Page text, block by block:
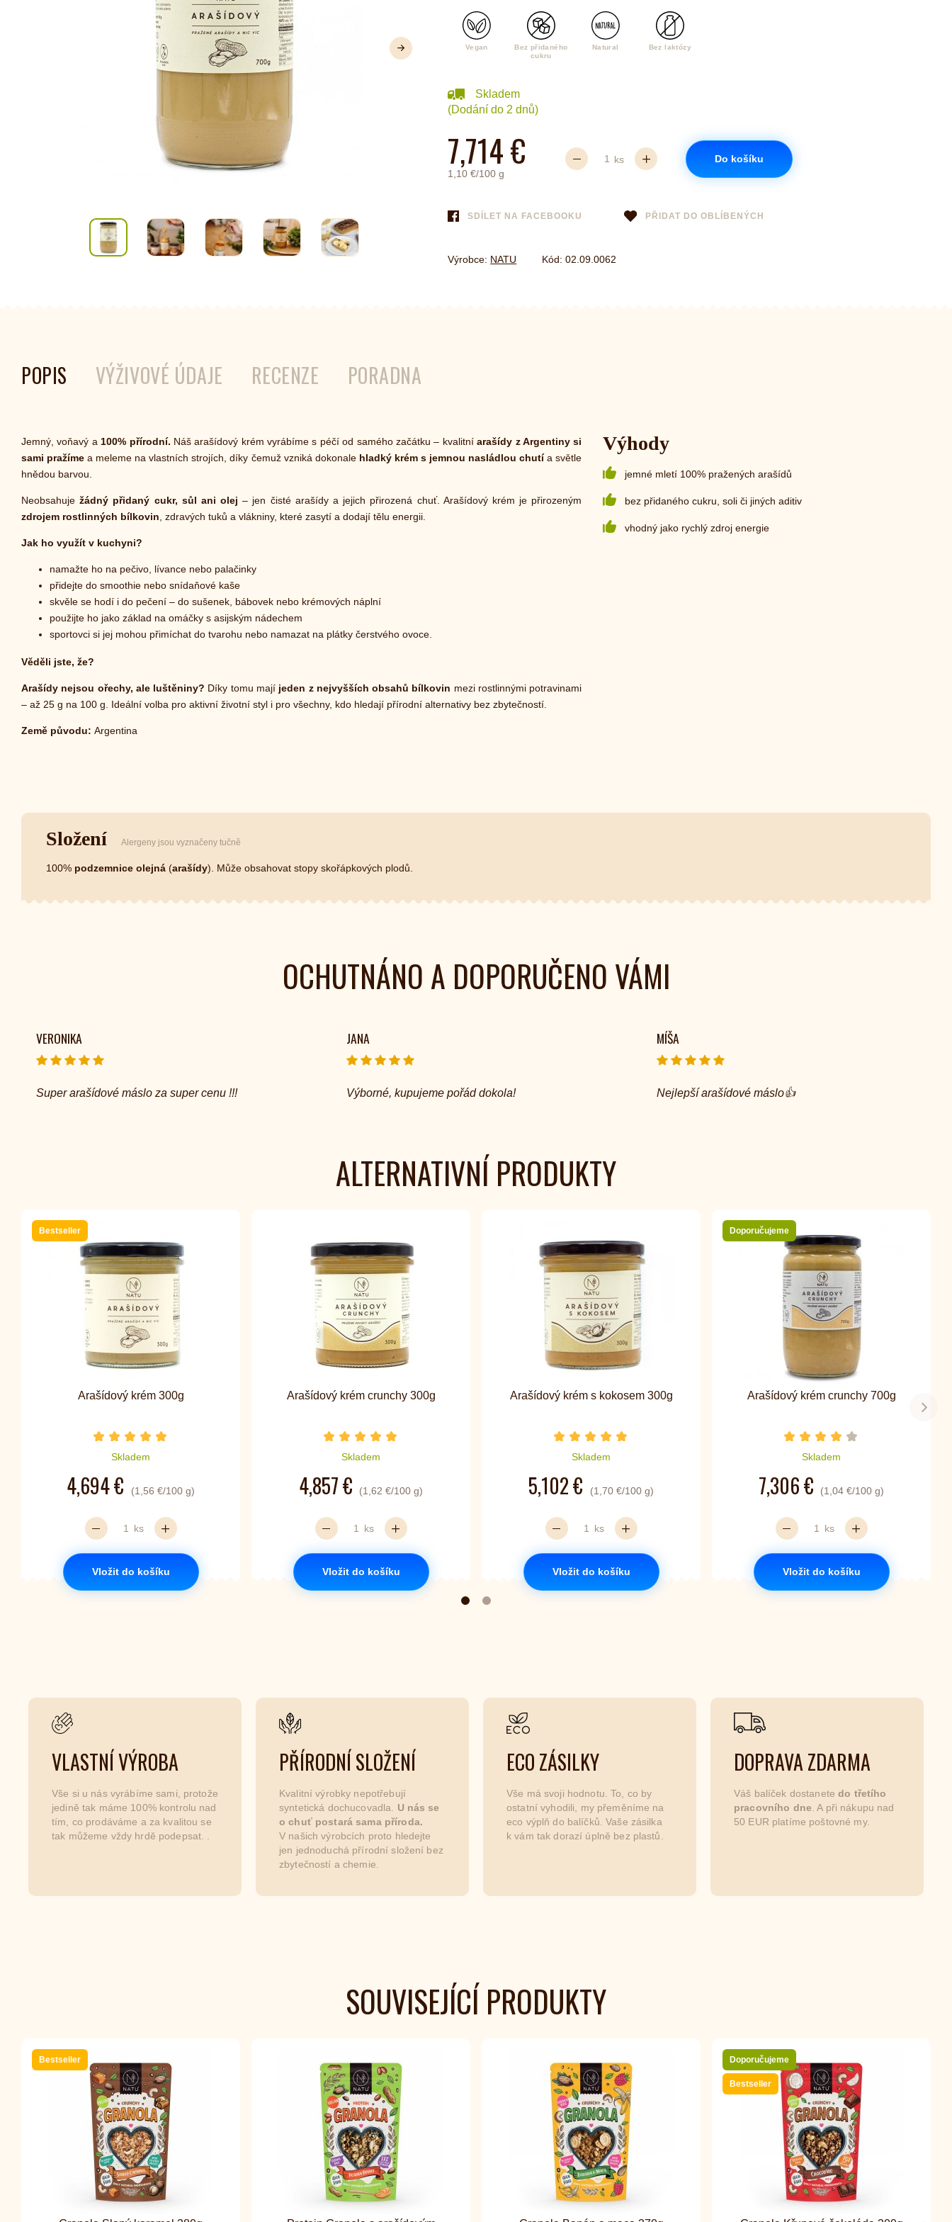
Energetické nápoje
Porcované
Sypané
Láhve
Další
Vegan
Bez přidaného
cukru
Natural Bez laktózy
Skladem
(Dodání do 2 dnů)
7,714 €
1,10 €/100 g
ks Do košíku
SDÍLET NA FACEBOOKU PŘIDAT DO OBLÍBENÝCH
Výrobce: NATU Kód:02.09.0062
POPIS VÝŽIVOVÉ ÚDAJE RECENZE PORADNA
Jemný, voňavý a 100% přírodní. Náš arašídový krém vyrábíme s péčí od samého začátku – kvalitníarašídy z Argentiny si
sami pražíme a meleme na vlastních strojích, díky čemuž vzniká dokonale hladký krém s jemnou nasládlou chutía světle
hnědou barvou.
Neobsahuježádný přidaný cukr, sůl ani olej – jen čisté arašídy a jejich přirozená chuť. Arašídový krém je přirozeným
zdrojem rostlinných bílkovin , zdravých tuků a vlákniny, které zasytí a dodají tělu energii.
Jak ho využít v kuchyni?
namažte ho na pečivo, lívance nebo palačinky
přidejte do smoothie nebo snídaňové kaše
skvěle se hodí i do pečení – do sušenek, bábovek nebo krémových náplní
použijte ho jako základ na omáčky s asijským nádechem
sportovci si jej mohou přimíchat do tvarohu nebo namazat na plátky čerstvého ovoce.
Věděli jste, že?
Arašídy nejsou ořechy, ale luštěniny? Díky tomu mají jeden z nejvyšších obsahů bílkovin mezi rostlinnými potravinami
– až 25 g na 100 g. Ideální volba pro aktivní životní styl i pro všechny, kdo hledají přírodní alternativy bez zbytečností.
Země původu: Argentina
Výhody
jemné mletí 100% pražených arašídů
bez přidaného cukru, soli či jiných aditiv
vhodný jako rychlý zdroj energie
Složení Alergeny jsou vyznačeny tučně
100% podzemnice olejná (arašídy). Může obsahovat stopy skořápkových plodů.
OCHUTNÁNO A DOPORUČENO VÁMI
VERONIKA
Super arašídové máslo za super cenu !!!
JANA
Výborné, kupujeme pořád dokola!
MÍŠA
Nejlepší arašídové máslo👍
ALTERNATIVNÍ PRODUKTY
Bestseller
Arašídový krém 300g
Počet hvězdiček je 5 z 5
Skladem
4,694 € (1,56 €/100 g)
ks
Vložit do košíku
Arašídový krém crunchy 300g
Počet hvězdiček je 5 z 5
Skladem
4,857 € (1,62 €/100 g)
ks
Vložit do košíku
Arašídový krém s kokosem 300g
Počet hvězdiček je 5 z 5
Skladem
5,102 € (1,70 €/100 g)
ks
Vložit do košíku
Doporučujeme
Arašídový krém crunchy 700g
Počet hvězdiček je 4 z 5
Skladem
7,306 € (1,04 €/100 g)
ks
Vložit do košíku
Další
VLASTNÍ VÝROBA
Vše si u nás vyrábíme sami, protože
jedině tak máme 100% kontrolu nad
tím, co prodáváme a za kvalitou se
tak můžeme vždy hrdě podepsat. .
PŘÍRODNÍ SLOŽENÍ
Kvalitní výrobky nepotřebují
syntetická dochucovadla. U nás se
o chuť postará sama příroda.
V našich výrobcích proto hledejte
jen jednoduchá přírodní složení bez
zbytečností a chemie.
ECO ZÁSILKY
Vše má svoji hodnotu. To, co by
ostatní vyhodili, my přeměníme na
eco výplň do balíčků. Vaše zásilka
k vám tak dorazí úplně bez plastů.
DOPRAVA ZDARMA
Váš balíček dostanetedo třetího
pracovního dne . A při nákupu nad
50 EUR platíme poštovné my.
SOUVISEJÍCÍ PRODUKTY
Bestseller Doporučujeme
Bestseller